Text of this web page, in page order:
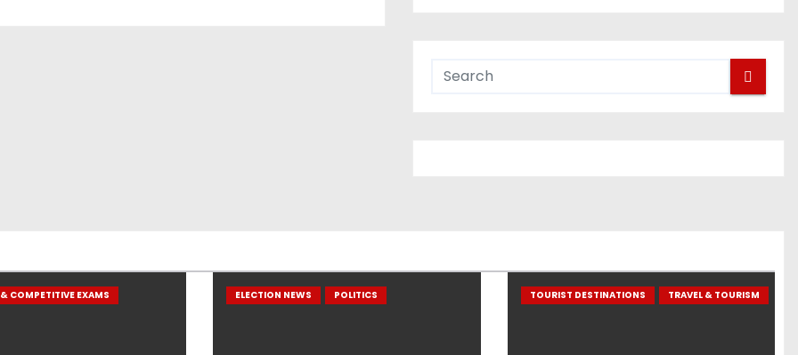
COMPETITIVE EXAMS
ELECTION NEWS POLITICS TOURIST DESTINATIONS TRAVEL & TOURISM